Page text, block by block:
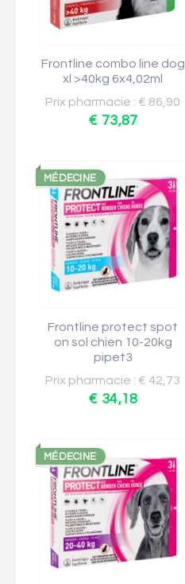
Frontline combo line dog
xl >40kg 6x4,02ml
Prix pharmacie : € 86,90
€ 73,87
MÉDECINE
Frontline protect spot
on sol chien 10-20kg
pipet3
Prix pharmacie : € 42,73
€ 34,18
MÉDECINE